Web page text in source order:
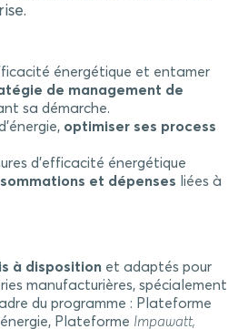
énergétique et entamer
de management de
sa démarche.
optimiser ses process
d’efficacité énergétique
et dépenses liées à
à disposition et adaptés pour
manufacturières, spécialement
du programme : Plateforme
Plateforme Impawatt,